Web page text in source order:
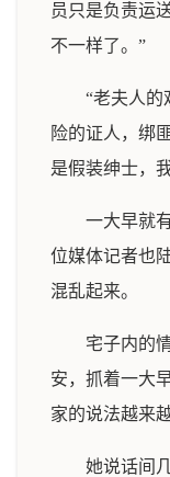
员只是负责运
不一样了。”
“老夫人的
险的证人，绑
是假装绅士，
一大早就
位媒体记者也
混乱起来。
宅子内的
安，抓着一大
家的说法越来
她说话间